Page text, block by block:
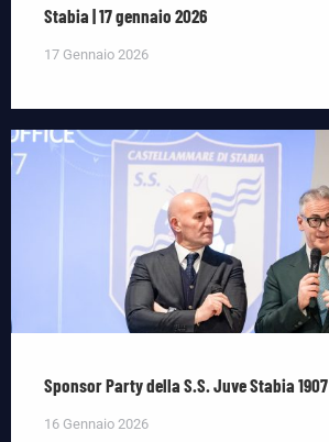
Stabia | 17 gennaio 2026
17 Gennaio 2026
Sponsor Party della S.S. Juve Stabia 1907
16 Gennaio 2026